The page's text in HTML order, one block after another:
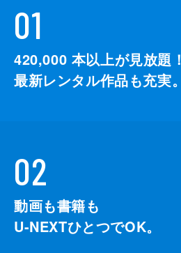
01
420,000 本以上が見放題！
最新レンタル作品も充実。
02
動画も書籍も
U-NEXTひとつでOK。